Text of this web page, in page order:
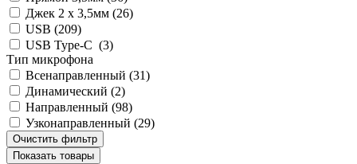
Джек 2 х 3,5мм (26)
USB (209)
USB Type-C (3)
Тип микрофона
Всенаправленный (31)
Динамический (2)
Направленный (98)
Узконаправленный (29)